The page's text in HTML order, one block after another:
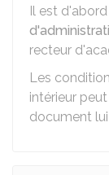
Il est
recteur
Les
intérieur
document